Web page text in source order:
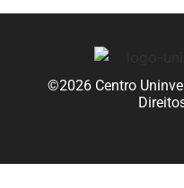
©2026 Centro